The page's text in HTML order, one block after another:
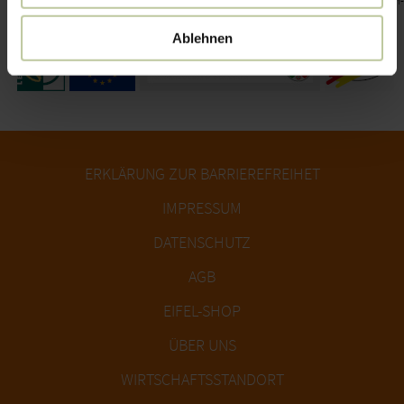
Ablehnen
Westfalen und Rheinland Pfalz.
ERKLÄRUNG ZUR BARRIEREFREIHET
IMPRESSUM
DATENSCHUTZ
AGB
EIFEL-SHOP
ÜBER UNS
WIRTSCHAFTSSTANDORT